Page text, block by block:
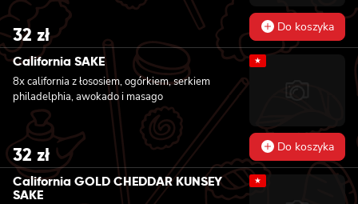
32 zł Do koszyka
California SAKE
8x california z łososiem, ogórkiem, serkiem
philadelphia, awokado i masago
★
32 zł Do koszyka
California GOLD CHEDDAR KUNSEY
SAKE
★